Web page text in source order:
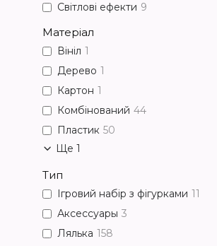
Світлові ефекти 9
Матеріал
Вініл 1
Дерево 1
Картон 1
Комбінований 44
Пластик 50
Ще 1
Тип
Ігровий набір з фігурками 11
Аксессуары 3
Лялька 158